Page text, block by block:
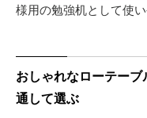
様用の勉強机として使い
おしゃれなローテー
通して選ぶ